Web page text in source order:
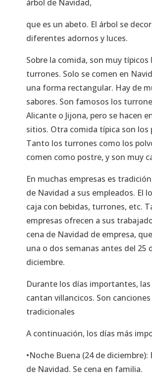
árbol de Navidad,
que es un abeto. El árbol se
diferentes adornos y luces.
Sobre la comida, son muy típicos
turrones. Solo se comen en
una forma rectangular. Hay de
sabores. Son famosos los
Alicante o Jijona, pero se hacen
sitios. Otra comida típica son los
Tanto los turrones como los
comen como postre, y son muy
En muchas empresas es
de Navidad a sus empleados. El
caja con bebidas, turrones, etc.
empresas ofrecen a sus
cena de Navidad de empresa,
una o dos semanas antes del 25
diciembre.
Durante los días importantes,
cantan villancicos. Son canciones
tradicionales
A continuación, los días más
•Noche Buena (24 de diciembre):
de Navidad. Se cena en familia.